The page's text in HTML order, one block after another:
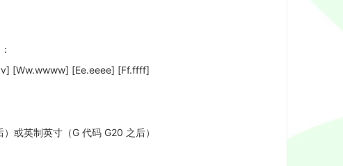
[Ww.wwww] [Ee.eeee] [Ff.ffff]
或英制英寸（G 代码 G20 之后）